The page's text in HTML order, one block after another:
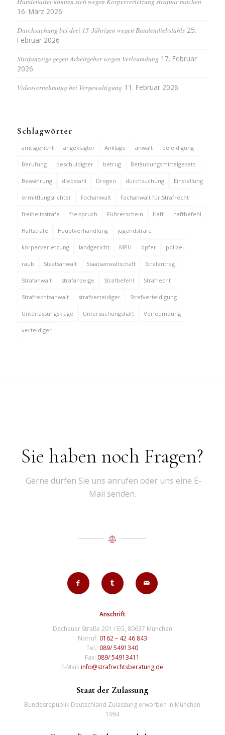
16. März 2026
Durchsuchung bei drei 15-Jährigen wegen Bandendiebstahls 25.
Februar 2026
Strafanzeige gegen Arbeitgeber wegen Verleumdung 17. Februar
2026
Videovernehmung bei Vergewaltigung 11. Februar 2026
Schlagwörter
amtsgericht angeklagter Anklage anwalt beleidigung
Berufung beschuldigter betrug Betäubungsmittelgesetz
Bewährung diebstahl Drogen durchsuchung Einstellung
ermittlungsrichter Fachanwalt Fachanwalt für Strafrecht
freiheitsstrafe freispruch Führerschein Haft haftbefehl
Haftstrafe Hauptverhandlung jugendstrafe
körperverletzung landgericht MPU opfer polizei
raub Staatsanwalt Staatsanwaltschaft Strafantrag
Strafanwalt strafanzeige Strafbefehl Strafrecht
Strafrechtsanwalt strafverteidiger Strafverteidigung
Unterlassungsklage Untersuchungshaft Verleumdung
verteidiger
Sie haben noch Fragen?
Gerne dürfen Sie uns anrufen oder uns eine E-
Mail senden.
Anschrift
Dachauer Straße 201 / EG, 80637 München
Notruf: 0162 – 42 46 843
Tel.: 089/ 5491340
Fax: 089/ 54913411
E-Mail:info@strafrechtsberatung.de
Staat der Zulassung
Bundesrepublik Deutschland Zulassung erworben in München
1994